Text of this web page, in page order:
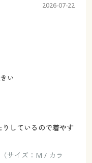
2026-07-22
い
しているので着やす
サイズ：M / カラ